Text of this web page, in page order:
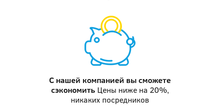
С нашей компанией вы сможете
сэкономить Цены ниже на 20%,
никаких посредников